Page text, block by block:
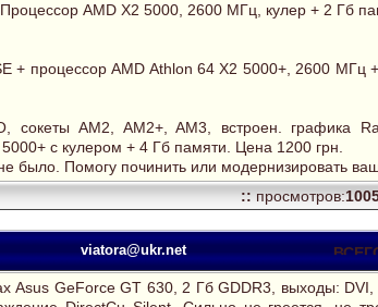
AMD X2 5000, 2600 МГц, кулер + 2 Гб
+ процессор AMD Athlon 64 Х2 5000+, 2600 МГц
сокеты AM2, AM2+, AM3, встроен. графика
с кулером + 4 Гб памяти. Цена 1200 грн.
было. Помогу починить или модернизировать
::просмотров:
viatora@ukr.net
Asus GeForce GT 630, 2 Гб GDDR3, выходы: DVI,